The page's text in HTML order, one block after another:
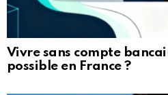
Vivre sans compte
possible en France ?